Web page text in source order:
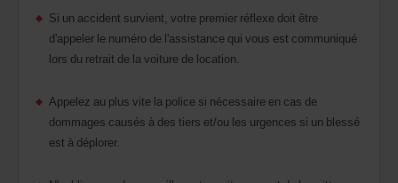
Si un accident survient, votre premier réflexe doit être
d'appeler le numéro de l'assistance qui vous est communiqué
lors du retrait de la voiture de location.
Appelez au plus vite la police si nécessaire en cas de
dommages causés à des tiers et/ou les urgences si un blessé
est à déplorer.